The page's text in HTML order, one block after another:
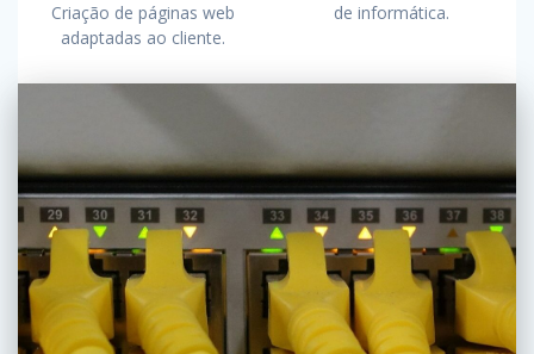
Criação de páginas web
adaptadas ao cliente.
de informática.